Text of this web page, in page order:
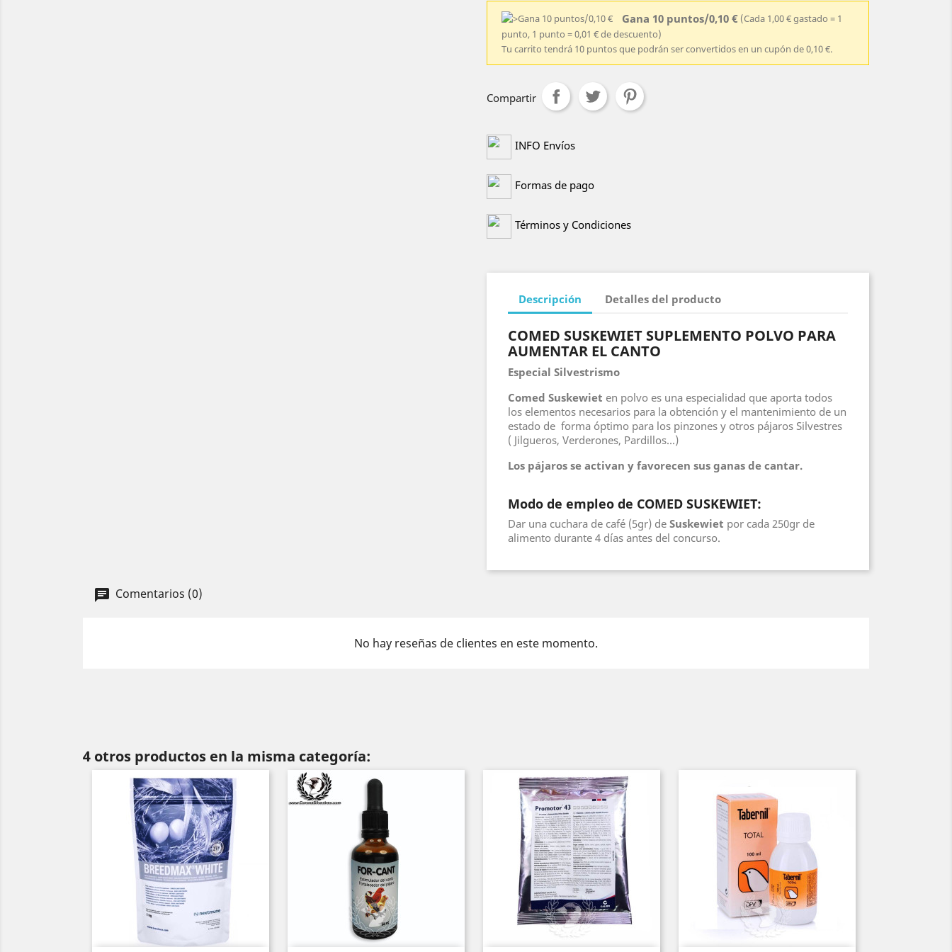
Gana 10 puntos/0,10 € (Cada 1,00 € gastado = 1
punto, 1 punto = 0,01 € de descuento)
Tu carrito tendrá 10 puntos que podrán ser convertidos en un cupón de 0,10 €.
Compartir
INFO Envíos
Formas de pago
Términos y Condiciones
Descripción Detalles del producto
COMED SUSKEWIET SUPLEMENTO POLVO PARA
AUMENTAR EL CANTO
Especial Silvestrismo
Comed Suskewiet en polvo es una especialidad que aporta todos
los elementos necesarios para la obtención y el mantenimiento de un
estado de forma óptimo para los pinzones y otros pájaros Silvestres
( Jilgueros, Verderones, Pardillos...)
Los pájaros se activan y favorecen sus ganas de cantar.
Modo de empleo de COMED SUSKEWIET:
Dar una cuchara de café (5gr) de Suskewiet por cada 250gr de
alimento durante 4 días antes del concurso.
Comentarios (0)
No hay reseñas de clientes en este momento.
4 otros productos en la misma categoría: